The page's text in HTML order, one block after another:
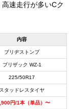
速走行が多いCク
内容
ブリヂストンプ
ブリザック WZ-1
225/50R17
スタッドレスタイヤ
円/1本（単品）〜